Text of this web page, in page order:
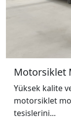
Motorsiklet
Yüksek kalite
motorsiklet
tesislerini...